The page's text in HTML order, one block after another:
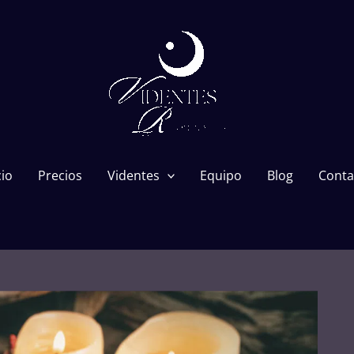
Precios Videntes Equipo Blog